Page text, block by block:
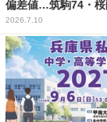
偏差値…筑駒74・桜
2026.7.10